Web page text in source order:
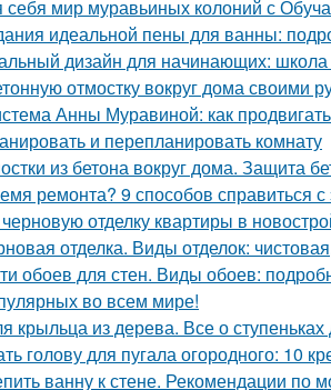
себя мир муравьиных колоний с
идеальной пены для ванны:
дизайн для начинающих:
отмостку вокруг дома своими
Анны Муравиной: как
и перепланировать комнату
из бетона вокруг дома. Защита
ремонта? 9 способов справиться с
отделку квартиры в
отделка. Виды отделок:
обоев для стен. Виды обоев:
во всем мире!
крыльца из дерева. Все о
голову для пугала огородного: 10
ванну к стене. Рекомендации по